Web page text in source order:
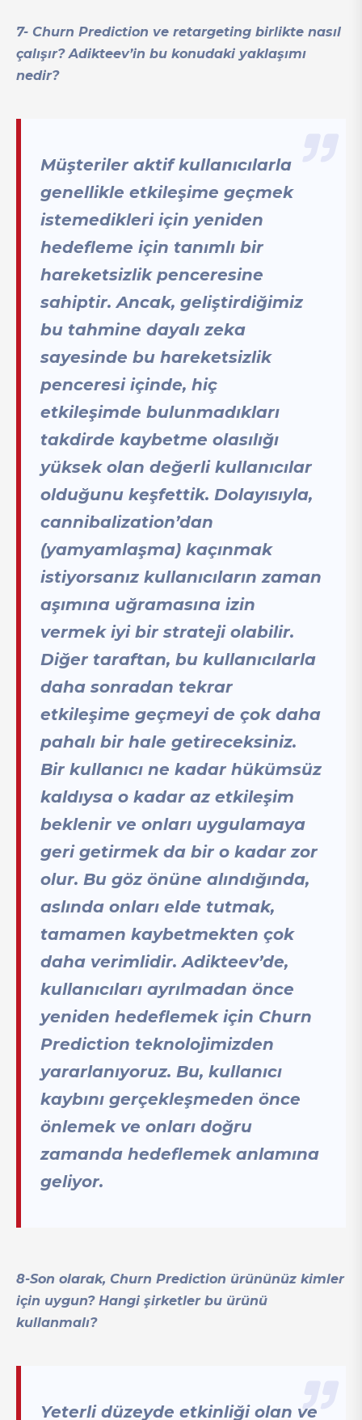
7- Churn Prediction ve retargeting birlikte nasıl
çalışır? Adikteev’in bu konudaki yaklaşımı
nedir?
Müşteriler aktif kullanıcılarla
genellikle etkileşime geçmek
istemedikleri için yeniden
hedefleme için tanımlı bir
hareketsizlik penceresine
sahiptir. Ancak, geliştirdiğimiz
bu tahmine dayalı zeka
sayesinde bu hareketsizlik
penceresi içinde, hiç
etkileşimde bulunmadıkları
takdirde kaybetme olasılığı
yüksek olan değerli kullanıcılar
olduğunu keşfettik. Dolayısıyla,
cannibalization’dan
(yamyamlaşma) kaçınmak
istiyorsanız kullanıcıların zaman
aşımına uğramasına izin
vermek iyi bir strateji olabilir.
Diğer taraftan, bu kullanıcılarla
daha sonradan tekrar
etkileşime geçmeyi de çok daha
pahalı bir hale getireceksiniz.
Bir kullanıcı ne kadar hükümsüz
kaldıysa o kadar az etkileşim
beklenir ve onları uygulamaya
geri getirmek da bir o kadar zor
olur. Bu göz önüne alındığında,
aslında onları elde tutmak,
tamamen kaybetmekten çok
daha verimlidir. Adikteev’de,
kullanıcıları ayrılmadan önce
yeniden hedeflemek için Churn
Prediction teknolojimizden
yararlanıyoruz. Bu, kullanıcı
kaybını gerçekleşmeden önce
önlemek ve onları doğru
zamanda hedeflemek anlamına
geliyor.
8-Son olarak, Churn Prediction ürününüz kimler
için uygun? Hangi şirketler bu ürünü
kullanmalı?
Yeterli düzeyde etkinliği olan ve